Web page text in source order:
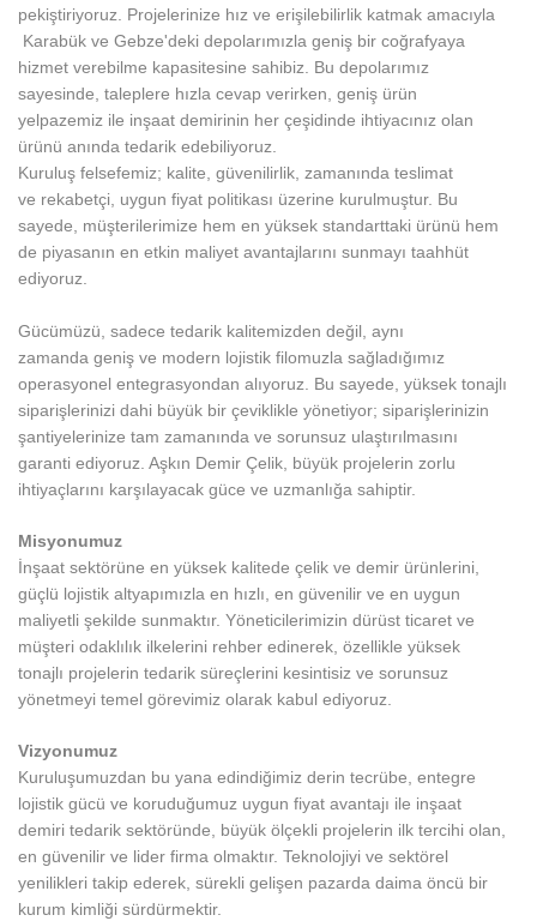
pekiştiriyoruz. Projelerinize hız ve erişilebilirlik katmak amacıyla
Karabük ve Gebze'deki depolarımızla geniş bir coğrafyaya
hizmet verebilme kapasitesine sahibiz. Bu depolarımız
sayesinde, taleplere hızla cevap verirken, geniş ürün
yelpazemiz ile inşaat demirinin her çeşidinde ihtiyacınız olan
ürünü anında tedarik edebiliyoruz.
Kuruluş felsefemiz; kalite, güvenilirlik, zamanında teslimat
ve rekabetçi, uygun fiyat politikası üzerine kurulmuştur. Bu
sayede, müşterilerimize hem en yüksek standarttaki ürünü hem
de piyasanın en etkin maliyet avantajlarını sunmayı taahhüt
ediyoruz.
Gücümüzü, sadece tedarik kalitemizden değil, aynı
zamanda geniş ve modern lojistik filomuzla sağladığımız
operasyonel entegrasyondan alıyoruz. Bu sayede, yüksek tonajlı
siparişlerinizi dahi büyük bir çeviklikle yönetiyor; siparişlerinizin
şantiyelerinize tam zamanında ve sorunsuz ulaştırılmasını
garanti ediyoruz. Aşkın Demir Çelik, büyük projelerin zorlu
ihtiyaçlarını karşılayacak güce ve uzmanlığa sahiptir.
Misyonumuz
İnşaat sektörüne en yüksek kalitede çelik ve demir ürünlerini,
güçlü lojistik altyapımızla en hızlı, en güvenilir ve en uygun
maliyetli şekilde sunmaktır. Yöneticilerimizin dürüst ticaret ve
müşteri odaklılık ilkelerini rehber edinerek, özellikle yüksek
tonajlı projelerin tedarik süreçlerini kesintisiz ve sorunsuz
yönetmeyi temel görevimiz olarak kabul ediyoruz.
Vizyonumuz
Kuruluşumuzdan bu yana edindiğimiz derin tecrübe, entegre
lojistik gücü ve koruduğumuz uygun fiyat avantajı ile inşaat
demiri tedarik sektöründe, büyük ölçekli projelerin ilk tercihi olan,
en güvenilir ve lider firma olmaktır. Teknolojiyi ve sektörel
yenilikleri takip ederek, sürekli gelişen pazarda daima öncü bir
kurum kimliği sürdürmektir.